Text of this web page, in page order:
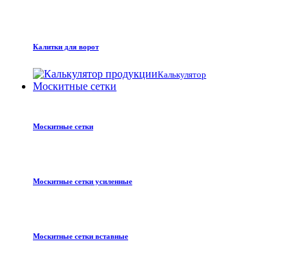
Калитки для ворот
Калькулятор
Москитные сетки
Москитные сетки
Москитные сетки усиленные
Москитные сетки вставные